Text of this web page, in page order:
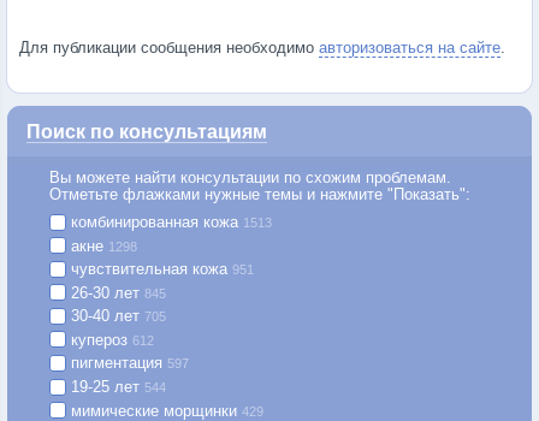
Для публикации сообщения необходимо авторизоваться на сайте.
Поиск по консультациям
Вы можете найти консультации по схожим проблемам.
Отметьте флажками нужные темы и нажмите "Показать":
комбинированная кожа 1513
акне 1298
чувствительная кожа 951
26-30 лет 845
30-40 лет 705
купероз 612
пигментация 597
19-25 лет 544
мимические морщинки 429